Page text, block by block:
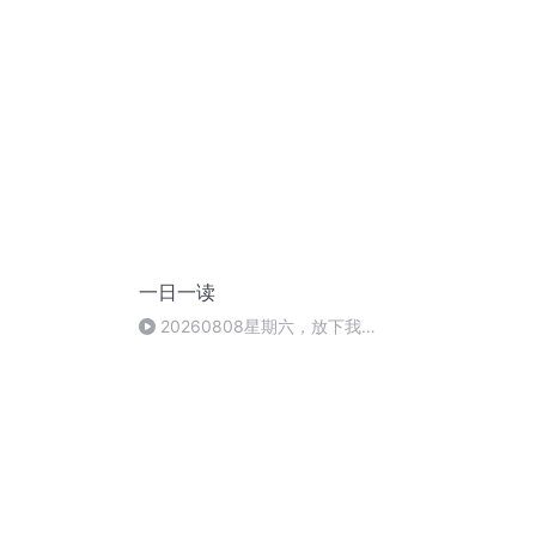
一日一读
20260808星期六，放下我